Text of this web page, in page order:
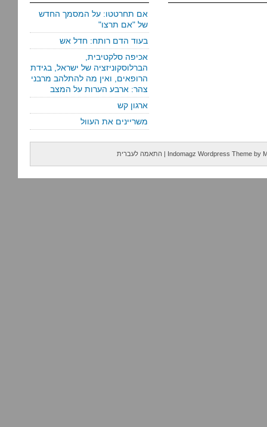
אם תחרטטו: על המסמך החדש
של "אם תרצו"
בעוד הדם רותח: חדל אש
אכיפה סלקטיבית,
הברלוסקוניזציה של ישראל, בגידת
הרופאים, ואין מה להתלהב מרבני
צהר: ארבע הערות על המצב
ארגון קש
משריינים את העוול
Indomagz Wordpress Theme by
| התאמה לעברית